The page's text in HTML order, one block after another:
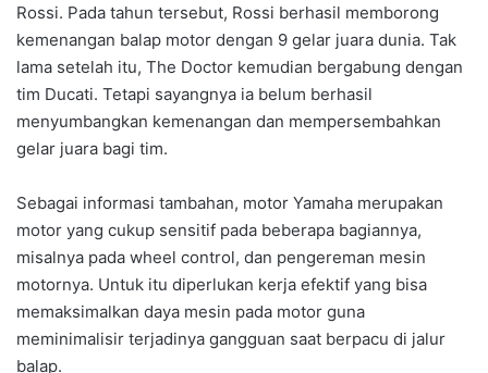
Rossi. Pada tahun tersebut, Rossi berhasil memborong
kemenangan balap motor dengan 9 gelar juara dunia. Tak
lama setelah itu, The Doctor kemudian bergabung dengan
tim Ducati. Tetapi sayangnya ia belum berhasil
menyumbangkan kemenangan dan mempersembahkan
gelar juara bagi tim.
Sebagai informasi tambahan, motor Yamaha merupakan
motor yang cukup sensitif pada beberapa bagiannya,
misalnya pada wheel control, dan pengereman mesin
motornya. Untuk itu diperlukan kerja efektif yang bisa
memaksimalkan daya mesin pada motor guna
meminimalisir terjadinya gangguan saat berpacu di jalur
balap.